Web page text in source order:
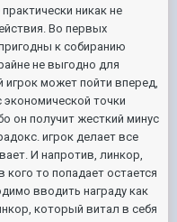
никак не
Во первых
к собиранию
не выгодно для
игрок может пойти вперед,
экономической точки
он получит жесткий минус
игрок делает все
И напротив, линкор,
то попадает остается
вводить награду как
который витал в себя